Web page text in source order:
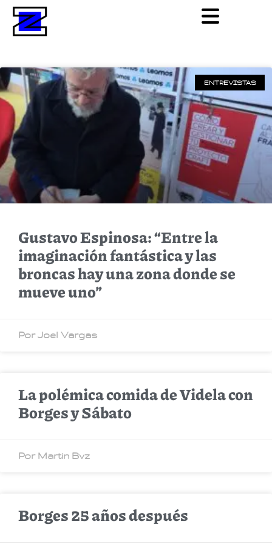
ENTREVISTAS
Gustavo Espinosa: “Entre la
imaginación fantástica y las
broncas hay una zona donde se
mueve uno”
Por Joel Vargas
La polémica comida de Videla con
Borges y Sábato
Por Martin Bvz
Borges 25 años después